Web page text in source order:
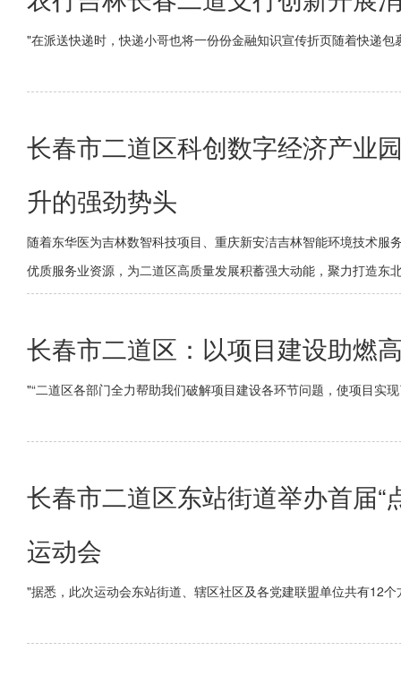
"在派送快递时，快递小哥也将一份份金融知识宣传折页随着快递
长春市二道区科创数字经济产业
升的强劲势头
随着东华医为吉林数智科技项目、重庆新安洁吉林智能环境技术
优质服务业资源，为二道区高质量发展积蓄强大动能，聚力打造东
长春市二道区：以项目建设助燃
"“二道区各部门全力帮助我们破解项目建设各环节问题，使项目实
长春市二道区东站街道举办首届
运动会
"据悉，此次运动会东站街道、辖区社区及各党建联盟单位共有12